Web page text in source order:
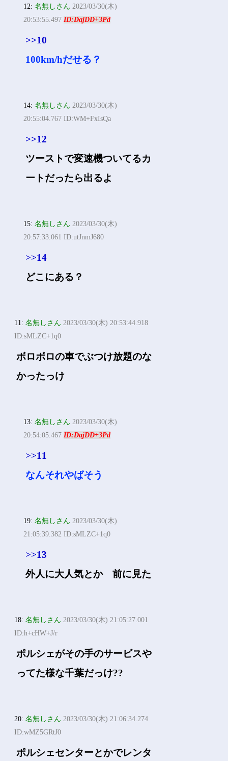
12:名無しさん 2023/03/30(木)
20:53:55.497ID:DajDD+3Pd
>>10
100km/hだせる？
14:名無しさん 2023/03/30(木)
20:55:04.767 ID:WM+FxIsQa
>>12
ツーストで変速機ついてるカ
ートだったら出るよ
15:名無しさん 2023/03/30(木)
20:57:33.061 ID:utJnmJ680
>>14
どこにある？
11:名無しさん 2023/03/30(木) 20:53:44.918
ID:sMLZC+1q0
ボロボロの車でぶつけ放題のな
かったっけ
13:名無しさん 2023/03/30(木)
20:54:05.467ID:DajDD+3Pd
>>11
なんそれやばそう
19:名無しさん 2023/03/30(木)
21:05:39.382 ID:sMLZC+1q0
>>13
外人に大人気とか 前に見た
18:名無しさん 2023/03/30(木) 21:05:27.001
ID:h+cHW+J/r
ポルシェがその手のサービスや
ってた様な千葉だっけ??
20:名無しさん 2023/03/30(木) 21:06:34.274
ID:wMZ5GRtJ0
ポルシェセンターとかでレンタ